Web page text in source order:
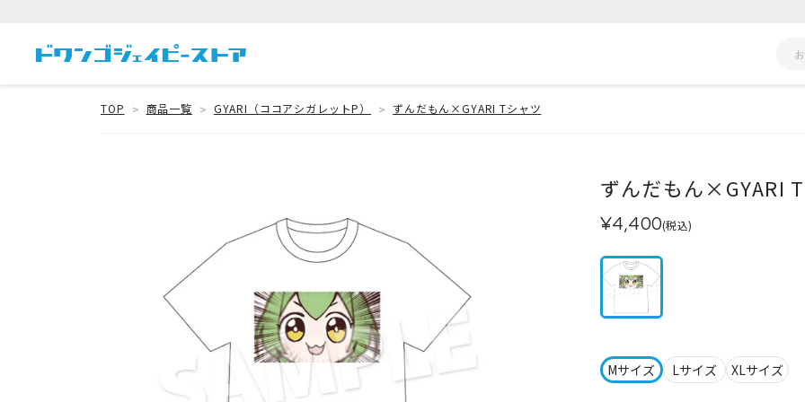
TOP 商品一覧 GYARI（ココアシガレットP） ずんだもん×GYARI Tシャツ
ずんだもん×GYARI
¥4,400(税込)
Mサイズ Lサイズ XLサイズ